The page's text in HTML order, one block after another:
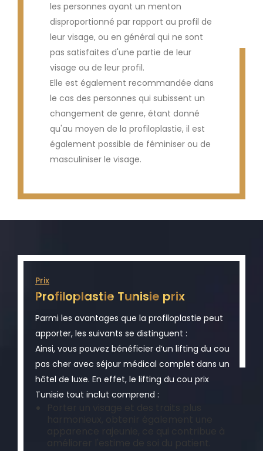
les personnes ayant un menton
disproportionné par rapport au profil de
leur visage, ou en général qui ne sont
pas satisfaites d'une partie de leur
visage ou de leur profil.
Elle est également recommandée dans
le cas des personnes qui subissent un
changement de genre, étant donné
qu'au moyen de la profiloplastie, il est
également possible de féminiser ou de
masculiniser le visage.
Prix
Profiloplastie Tunisie prix
Parmi les avantages que la profiloplastie peut
apporter, les suivants se distinguent :
Ainsi, vous pouvez bénéficier d’un lifting du cou
pas cher avec séjour médical complet dans un
hôtel de luxe. En effet, le lifting du cou prix
Tunisie tout inclut comprend :
améliorer l'estime de soi du patient.